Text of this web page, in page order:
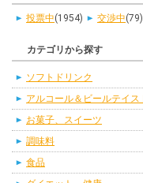
投票中(1954) 交渉中(79)
カテゴリから探す
ソフトドリンク
アルコール＆ビールテイス
お菓子、スイーツ
調味料
食品